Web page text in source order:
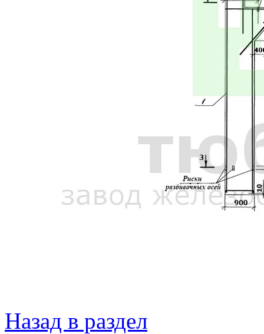
Назад в раздел